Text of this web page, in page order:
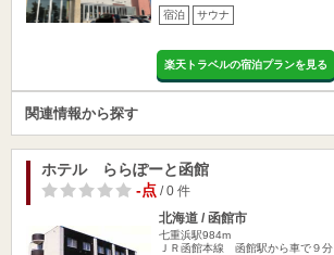
宿泊 サウナ
楽天トラベルの宿泊プランを見る
関連情報から探す
ホテル ららぽーと函館
-点 / 0 件
北海道 / 函館市
七重浜駅984m
ＪＲ函館本線 函館駅から車で９分